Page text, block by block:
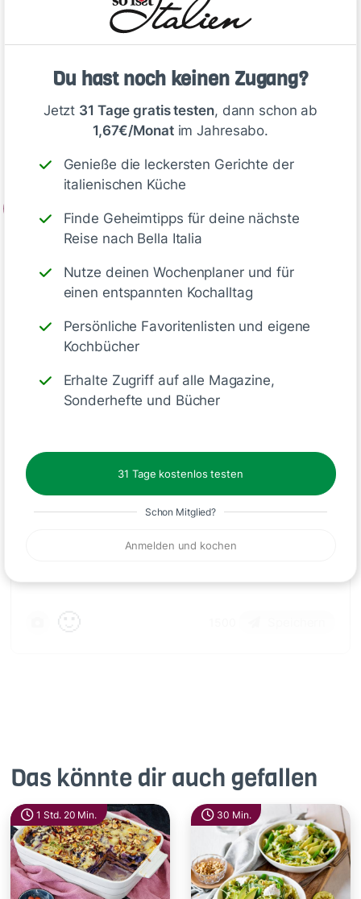
Du hast noch keinen Zugang?
Jetzt 31 Tage gratis testen, dann schon ab
1,67€/Monatim Jahresabo.
Genieße die leckersten Gerichte der
italienischen Küche
Finde Geheimtipps für deine nächste
Reise nach Bella Italia
Nutze deinen Wochenplaner und für
einen entspannten Kochalltag
Persönliche Favoritenlisten und eigene
Kochbücher
Erhalte Zugriff auf alle Magazine,
Sonderhefte und Bücher
31 Tage kostenlos testen
Schon Mitglied?
Anmelden und kochen
Die Champignons putzen und in Scheiben
schneiden. Den Lauch putzen, waschen und in
waschen, trocken tupfen und hacken. Das Öl in
einer Pfanne erhitzen. Die Champignons darin
bei großer Hitze scharf anbraten. Den Lauch
dazugeben und kurz andünsten. Abkühlen
Die Cannelloniröllchen ca. 6 Minuten in…
Deine Notizen
Kommentare
🙂
Das könnte dir auch gefallen
1 Std. 20 Min. 30 Min.